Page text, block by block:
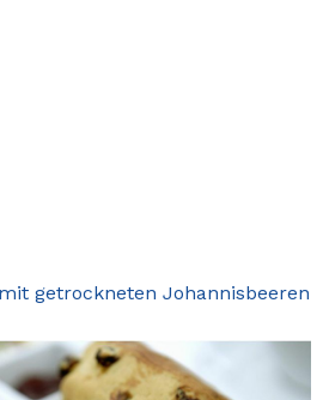
getrockneten Johannisbeeren